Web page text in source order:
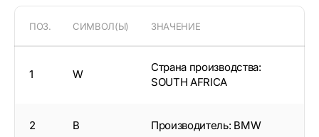
ПОЗ. СИМВОЛ(Ы) ЗНАЧЕНИЕ
1 W
Страна производства:
SOUTH AFRICA
2 B Производитель: BMW